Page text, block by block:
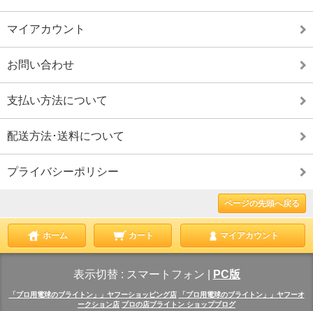
マイアカウント
お問い合わせ
支払い方法について
配送方法･送料について
プライバシーポリシー
ページの先頭へ戻る
ホーム カート マイアカウント
表示切替 : スマートフォン PC版
「プロ用電球のブライトン」」ヤフーショッピング店
「プロ用電球のブライトン」」ヤフーオ
ークション店 プロの店ブライトン ショップブログ